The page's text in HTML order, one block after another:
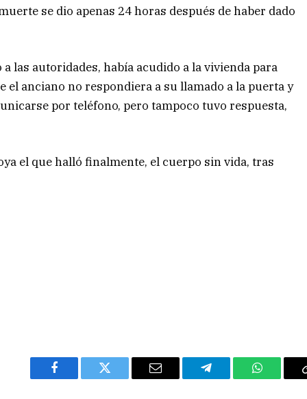
se dio apenas 24 horas después de haber dado
las autoridades, había acudido a la vivienda para
anciano no respondiera a su llamado a la puerta y
por teléfono, pero tampoco tuvo respuesta,
el que halló finalmente, el cuerpo sin vida, tras
Facebook Twitter Email Telegram